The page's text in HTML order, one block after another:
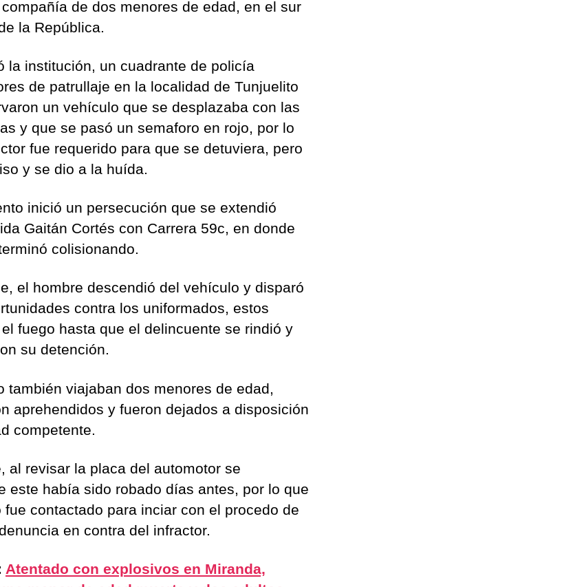
de dos menores de edad, en el sur
la República.
la institución, un cuadrante de policía
de patrullaje en la localidad de Tunjuelito
un vehículo que se desplazaba con las
y que se pasó un semaforo en rojo, por lo
fue requerido para que se detuviera, pero
y se dio a la huída.
inició un persecución que se extendió
Gaitán Cortés con Carrera 59c, en donde
colisionando.
el hombre descendió del vehículo y disparó
contra los uniformados, estos
fuego hasta que el delincuente se rindió y
su detención.
también viajaban dos menores de edad,
aprehendidos y fueron dejados a disposición
competente.
al revisar la placa del automotor se
este había sido robado días antes, por lo que
fue contactado para inciar con el procedo de
en contra del infractor.
Atentado con explosivos en Miranda,